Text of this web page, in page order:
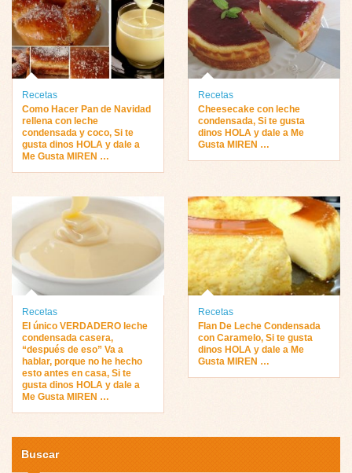
Recetas
Como Hacer Pan de Navidad
rellena con leche
condensada y coco, Si te
gusta dinos HOLA y dale a
Me Gusta MIREN …
Recetas
Cheesecake con leche
condensada, Si te gusta
dinos HOLA y dale a Me
Gusta MIREN …
Recetas
El único VERDADERO leche
condensada casera,
“después de eso” Va a
hablar, porque no he hecho
esto antes en casa, Si te
gusta dinos HOLA y dale a
Me Gusta MIREN …
Recetas
Flan De Leche Condensada
con Caramelo, Si te gusta
dinos HOLA y dale a Me
Gusta MIREN …
Buscar